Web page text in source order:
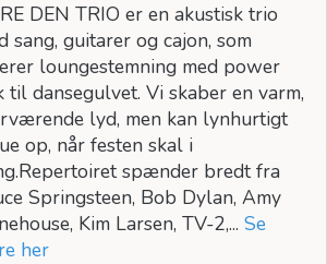
DEN TRIO er en akustisk trio
sang, guitarer og cajon, som
loungestemning med power
til dansegulvet. Vi skaber en varm,
lyd, men kan lynhurtigt
op, når festen skal i
spænder bredt fra
Springsteen, Bob Dylan, Amy
Kim Larsen, TV-2,... Se
her